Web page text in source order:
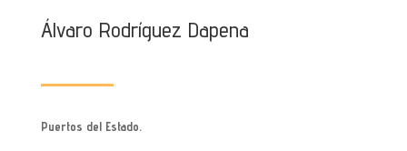
Álvaro Rodríguez Dapena
Puertos del Estado.